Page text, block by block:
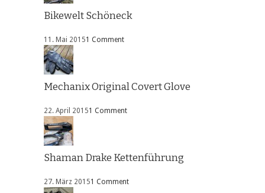
Bikewelt Schöneck
11. Mai 20151 Comment
Mechanix Original Covert Glove
22. April 20151 Comment
Shaman Drake Kettenführung
27. März 20151 Comment